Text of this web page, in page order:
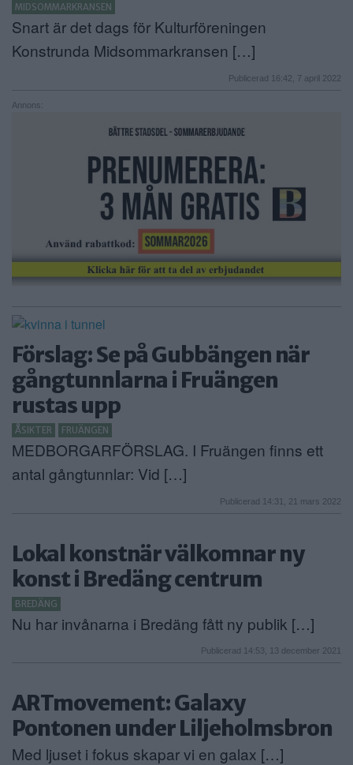
MIDSOMMARKRANSEN
Snart är det dags för Kulturföreningen
Konstrunda Midsommarkransen […]
Publicerad 16:42, 7 april 2022
Annons:
Förslag: Se på Gubbängen när
gångtunnlarna i Fruängen
rustas upp
ÅSIKTER FRUÄNGEN
MEDBORGARFÖRSLAG. I Fruängen finns ett
antal gångtunnlar: Vid […]
Publicerad 14:31, 21 mars 2022
Lokal konstnär välkomnar ny
konst i Bredäng centrum
BREDÄNG
Nu har invånarna i Bredäng fått ny publik […]
Publicerad 14:53, 13 december 2021
ARTmovement: Galaxy
Pontonen under Liljeholmsbron
Med ljuset i fokus skapar vi en galax […]